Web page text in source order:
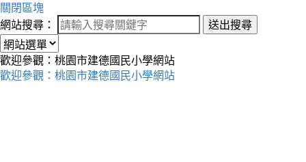
關閉區塊
網站搜尋：
送出搜尋
歡迎參觀：桃園市建德國民小學網站
歡迎參觀：桃園市建德國民小學網站